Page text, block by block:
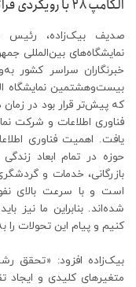
الکامپ۲۸با رویکردی
صدیف بیک‌زاده، رئیس
نمایشگاه‌های بین‌المللی
خبرنگاران سراسر کشور
بیست‌وهشتمین نمایشگاه
که پیش‌تر قرار بود در
فناوری اطلاعات و شرکت
یافت. اهمیت فناوری
حوزه در تمام ابعاد
بازرگانی، خدمات و
است و با سرعت بالای
شده‌اند. بنابراین ما نیز
کنیم و پیام این تحولات
متغیرهای کلیدی و ایجاد